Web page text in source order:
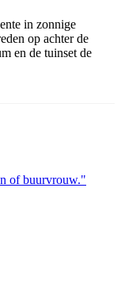
in zonnige
op achter de
en de tuinset de
of buurvrouw."